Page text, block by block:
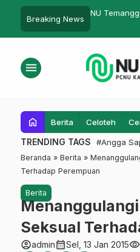
Breaking News
Temanggung Tegaskan
NKRI Harga Mati dalam
10.000 Kader
menu
home Berita Celoteh
TRENDING TAGS #Angga
Beranda » Berita »
Terhadap Perempuan
Berita
Seksual
account_circleadmincalendar_monthSel, 13 Jan 2015visibility